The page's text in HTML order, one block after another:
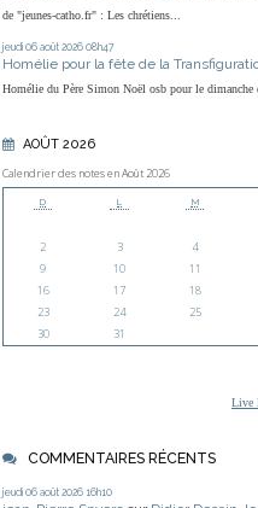
de "jeunes-catho.fr" : Les chrétiens...
jeudi 06 août 2026 08h47
Homélie pour la fête de la
Homélie du Père Simon Noël osb pour le dimanche
AOÛT 2026
Calendrier des notes en Août 2026
D L M
2
3 4
9
10 11
16
17 18
23
24 25
30
31
Live
COMMENTAIRES RÉCENTS
jeudi 06 août 2026 16h10